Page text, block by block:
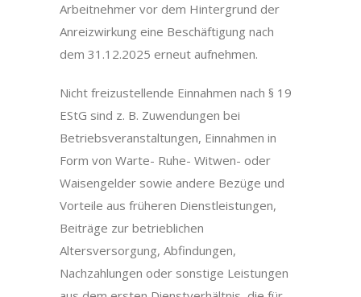
Arbeitnehmer vor dem Hintergrund der
Anreizwirkung eine Beschäftigung nach
dem 31.12.2025 erneut aufnehmen.
Nicht freizustellende Einnahmen nach § 19
EStG sind z. B. Zuwendungen bei
Betriebsveranstaltungen, Einnahmen in
Form von Warte- Ruhe- Witwen- oder
Waisengelder sowie andere Bezüge und
Vorteile aus früheren Dienstleistungen,
Beiträge zur betrieblichen
Altersversorgung, Abfindungen,
Nachzahlungen oder sonstige Leistungen